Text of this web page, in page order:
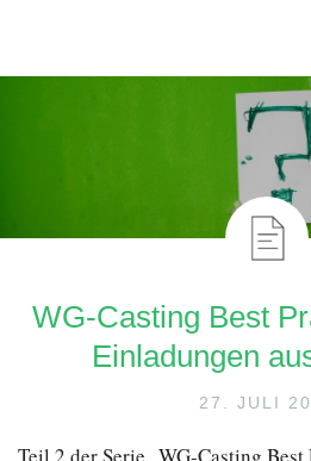
WG-Casting Best
Einladungen
27. JULI